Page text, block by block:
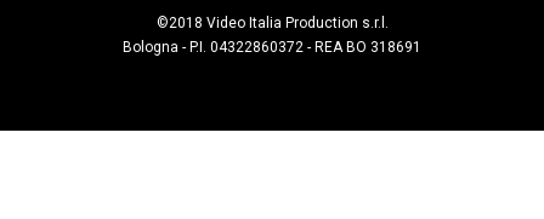
©2018 Video Italia Production s.r.l.
Bologna - P.I. 04322860372 - REA BO 318691